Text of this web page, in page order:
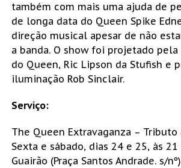
também com mais uma ajuda de
de longa data do Queen Spike
direção musical apesar de não
a banda. O show foi projetado
do Queen, Ric Lipson da Stufish e
iluminação Rob Sinclair.
Serviço:
The Queen Extravaganza –
Sexta e sábado, dias 24 e 25, às 21
Guairão (Praça Santos Andrade. s/